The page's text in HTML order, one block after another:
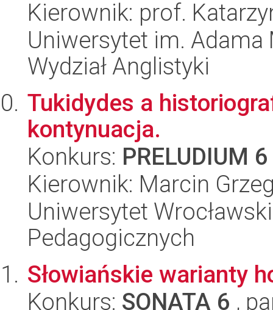
Kierownik: prof.
Uniwersytet im.
Wydział Anglistyki
Tukidydes a
kontynuacja.
Konkurs: PRELUDIUM 6
Kierownik: Marcin
Uniwersytet
Pedagogicznych
Słowiańskie warianty
Konkurs: SONATA 6 ,